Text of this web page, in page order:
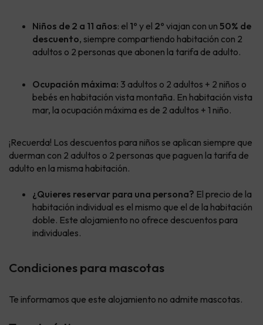
Niños de 2 a 11 años: el 1º y el 2º viajan con un 50% de
descuento, siempre compartiendo habitación con 2
adultos o 2 personas que abonen la tarifa de adulto.
Ocupación máxima: 3 adultos o 2 adultos + 2 niños o
bebés en habitación vista montaña. En habitación vista
mar, la ocupación máxima es de 2 adultos + 1 niño.
¡Recuerda! Los descuentos para niños se aplican siempre que
duerman con 2 adultos o 2 personas que paguen la tarifa de
adulto en la misma habitación.
¿Quieres reservar para una persona? El precio de la
habitación individual es el mismo que el de la habitación
doble. Este alojamiento no ofrece descuentos para
individuales.
Condiciones para mascotas
Te informamos que este alojamiento no admite mascotas.